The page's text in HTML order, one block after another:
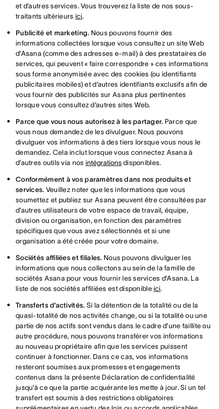
et d’autres services. Vous trouverez la liste de nos sous-
traitants ultérieurs ici.
Publicité et marketing. Nous pouvons fournir des
informations collectées lorsque vous consultez un site Web
d’Asana (comme des adresses e-mail) à des prestataires de
services, qui peuvent « faire correspondre » ces informations
sous forme anonymisée avec des cookies (ou identifiants
publicitaires mobiles) et d’autres identifiants exclusifs afin de
vous fournir des publicités sur Asana plus pertinentes
lorsque vous consultez d’autres sites Web.
Parce que vous nous autorisez à les partager. Parce que
vous nous demandez de les divulguer. Nous pouvons
divulguer vos informations à des tiers lorsque vous nous le
demandez. Cela inclut lorsque vous connectez Asana à
d’autres outils via nos intégrationsdisponibles.
Conformément à vos paramètres dans nos produits et
services. Veuillez noter que les informations que vous
soumettez et publiez sur Asana peuvent être consultées par
d’autres utilisateurs de votre espace de travail, équipe,
division ou organisation, en fonction des paramètres
spécifiques que vous avez sélectionnés et si une
organisation a été créée pour votre domaine.
Sociétés affiliées et filiales. Nous pouvons divulguer les
informations que nous collectons au sein de la famille de
sociétés Asana pour vous fournir les services d’Asana. La
liste de nos sociétés affiliées est disponibleici.
Transferts d’activités. Si la détention de la totalité ou de la
quasi-totalité de nos activités change, ou si la totalité ou une
partie de nos actifs sont vendus dans le cadre d’une faillite ou
autre procédure, nous pouvons transférer vos informations
au nouveau propriétaire afin que les services puissent
continuer à fonctionner. Dans ce cas, vos informations
resteront soumises aux promesses et engagements
contenus dans la présente Déclaration de confidentialité
jusqu’à ce que la partie acquérante les mette à jour. Si un tel
transfert est soumis à des restrictions obligatoires